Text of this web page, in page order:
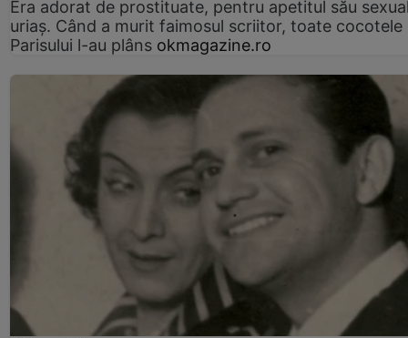
Era adorat de prostituate, pentru apetitul său
uriaș. Când a murit faimosul scriitor, toate cocotele
Parisului l-au plâns okmagazine.ro